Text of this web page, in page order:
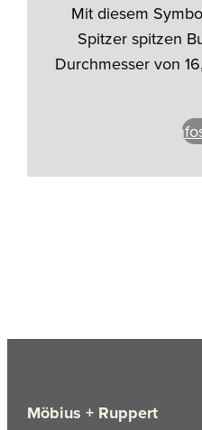
Mit diesem
Spitzer spitzen
Durchmesser von
Mehr
Möbius + Ruppert